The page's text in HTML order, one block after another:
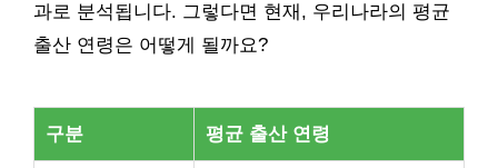
과로 분석됩니다. 그렇다면 현재, 우리나라의 평균
출산 연령은 어떻게 될까요?
구분 평균 출산 연령